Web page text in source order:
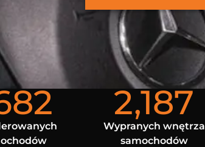
2,187
Wypranych wnętrza
samochodów